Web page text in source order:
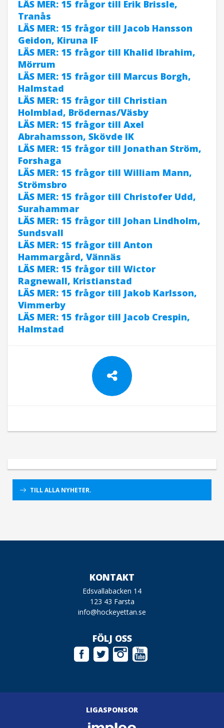
LÄS MER: 15 frågor till Erik Brissle,
Tranås
LÄS MER: 15 frågor till Jacob Hansson
Geidon, Kiruna IF
LÄS MER: 15 frågor till Khalid Ibrahim,
Mörrum
LÄS MER: 15 frågor till Marcus Borgh,
Halmstad
LÄS MER: 15 frågor till Christian
Holmblad, Brödernas/Väsby
LÄS MER: 15 frågor till Axel
Abrahamsson, Skövde IK
LÄS MER: 15 frågor till Jonathan Ström,
Forshaga
LÄS MER: 15 frågor till William Mann,
Strömsbro
LÄS MER: 15 frågor till Christofer Udd,
Surahammar
LÄS MER: 15 frågor till Johan Lindholm,
Sundsvall
LÄS MER: 15 frågor till Anton
Hammargård, Vännäs
LÄS MER: 15 frågor till Wictor
Ragnewall, Kristianstad
LÄS MER: 15 frågor till Jakob Karlsson,
Vimmerby
LÄS MER: 15 frågor till Jacob Crespin,
Halmstad
TILL ALLA NYHETER.
KONTAKT
Edsvallabacken 14
123 43 Farsta
info@hockeyettan.se
FÖLJ OSS
LIGASPONSOR